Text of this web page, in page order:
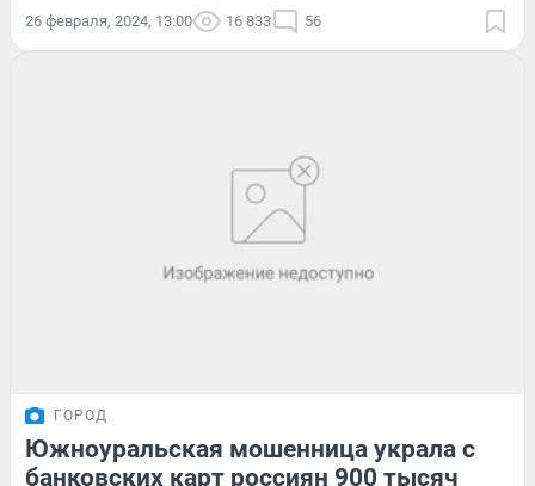
26 февраля, 2024, 13:00 16 833 56
ГОРОД
Южноуральская мошенница украла с
банковских карт россиян 900 тысяч